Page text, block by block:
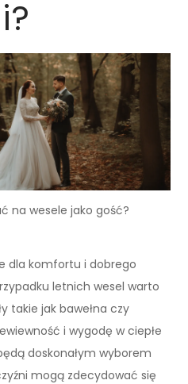
na wesele jako gość?
dla komfortu i dobrego
letnich wesel warto
takie jak bawełna czy
i wygodę w ciepłe
doskonałym wyborem
mogą zdecydować się